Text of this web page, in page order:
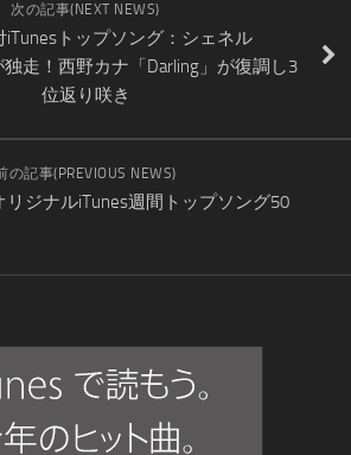
次の記事(NEXT NEWS)
iTunesトップソング：シェネル
独走！西野カナ「Darling」が復調し3
位返り咲き
の記事(PREVIOUS NEWS)
ジナルiTunes週間トップソング50